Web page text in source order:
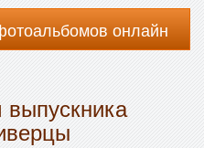
онлайн
выпускника